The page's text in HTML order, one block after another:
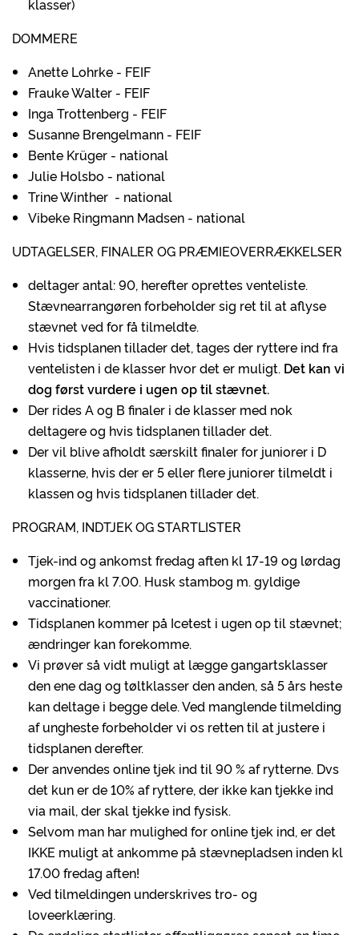
klasser)
DOMMERE
Anette Lohrke - FEIF
Frauke Walter - FEIF
Inga Trottenberg - FEIF
Susanne Brengelmann - FEIF
Bente Krüger - national
Julie Holsbo - national
Trine Winther - national
Vibeke Ringmann Madsen - national
UDTAGELSER, FINALER OG PRÆMIEOVERRÆKKELSER
deltager antal: 90, herefter oprettes venteliste.
Stævnearrangøren forbeholder sig ret til at aflyse
stævnet ved for få tilmeldte.
Hvis tidsplanen tillader det, tages der ryttere ind fra
ventelisten i de klasser hvor det er muligt. Det kan vi
dog først vurdere i ugen op til stævnet.
Der rides A og B finaler i de klasser med nok
deltagere og hvis tidsplanen tillader det.
Der vil blive afholdt særskilt finaler for juniorer i D
klasserne, hvis der er 5 eller flere juniorer tilmeldt i
klassen og hvis tidsplanen tillader det.
PROGRAM, INDTJEK OG STARTLISTER
Tjek-ind og ankomst fredag aften kl 17-19 og lørdag
morgen fra kl 7.00. Husk stambog m. gyldige
vaccinationer.
Tidsplanen kommer på Icetest i ugen op til stævnet;
ændringer kan forekomme.
Vi prøver så vidt muligt at lægge gangartsklasser
den ene dag og tøltklasser den anden, så 5 års heste
kan deltage i begge dele. Ved manglende tilmelding
af ungheste forbeholder vi os retten til at justere i
tidsplanen derefter.
Der anvendes online tjek ind til 90 % af rytterne. Dvs
det kun er de 10% af ryttere, der ikke kan tjekke ind
via mail, der skal tjekke ind fysisk.
Selvom man har mulighed for online tjek ind, er det
IKKE muligt at ankomme på stævnepladsen inden kl
17.00 fredag aften!
Ved tilmeldingen underskrives tro- og
loveerklæring.